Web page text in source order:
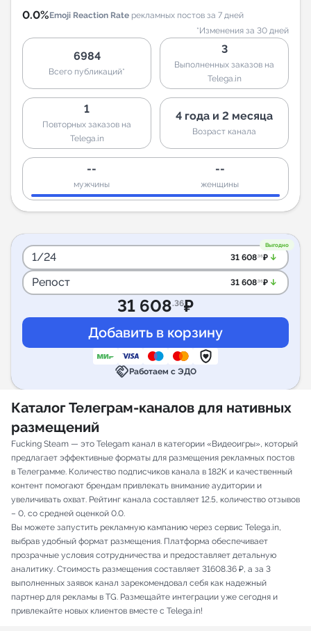
0.0%Emoji Reaction Rate рекламных постов за 7 дней
*Изменения за 30 дней
6984
Всего публикаций*
3
Выполненных заказов на
Telega.in
1
Повторных заказов на
Telega.in
4 года и 2 месяца
Возраст канала
--
мужчины
--
женщины
Выгодно
1/24 31 608.36₽ arrow_downward_alt
Репост 31 608.36₽ arrow_downward_alt
31 608.36₽
handshakeРаботаем с ЭДО
Каталог Телеграм-каналов для нативных
размещений
Fucking Steam — это Telegam канал в категории «Видеоигры», который
предлагает эффективные форматы для размещения рекламных постов
в Телеграмме. Количество подписчиков канала в 182K и качественный
контент помогают брендам привлекать внимание аудитории и
увеличивать охват. Рейтинг канала составляет 12.5, количество отзывов
– 0, со средней оценкой 0.0.
Вы можете запустить рекламную кампанию через сервис Telega.in,
выбрав удобный формат размещения. Платформа обеспечивает
прозрачные условия сотрудничества и предоставляет детальную
аналитику. Стоимость размещения составляет 31608.36 ₽, а за 3
выполненных заявок канал зарекомендовал себя как надежный
партнер для рекламы в TG. Размещайте интеграции уже сегодня и
привлекайте новых клиентов вместе с Telega.in!